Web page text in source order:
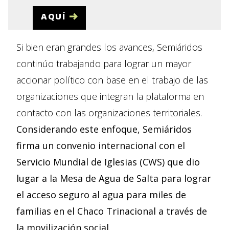
AQUÍ
Si bien eran grandes los avances, Semiáridos
continúo trabajando para lograr un mayor
accionar político con base en el trabajo de las
organizaciones que integran la plataforma en
contacto con las organizaciones territoriales.
Considerando este enfoque, Semiáridos
firma un convenio internacional con el
Servicio Mundial de Iglesias (CWS) que dio
lugar a la Mesa de Agua de Salta para lograr
el acceso seguro al agua para miles de
familias en el Chaco Trinacional a través de
la movilización social.